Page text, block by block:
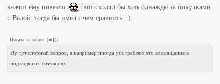
значит ему повезло.
(вот сходил бы хоть однажды за покупками
с Валой. тогда бы имел с чем сравнить...)
Цитата asgardmen ( )
Ну тут спорный вопрос, я например иногда употребляю это восклицание в
подходящих ситуациях.